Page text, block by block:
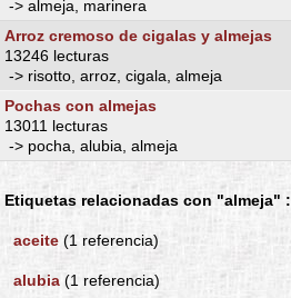
-> almeja, marinera
Arroz cremoso de cigalas y almejas
13246 lecturas
-> risotto, arroz, cigala, almeja
Pochas con almejas
13011 lecturas
-> pocha, alubia, almeja
Etiquetas relacionadas con "almeja" :
aceite (1 referencia)
alubia (1 referencia)